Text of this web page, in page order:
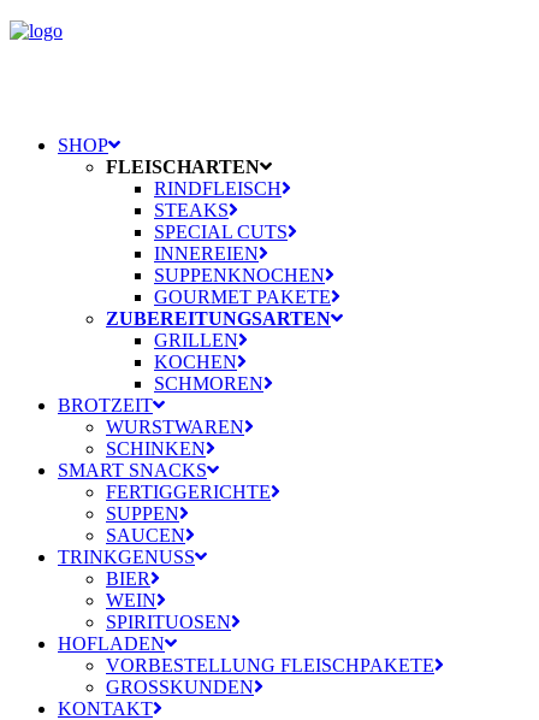
SHOP
FLEISCHARTEN
RINDFLEISCH
STEAKS
SPECIAL CUTS
INNEREIEN
SUPPENKNOCHEN
GOURMET PAKETE
ZUBEREITUNGSARTEN
GRILLEN
KOCHEN
SCHMOREN
BROTZEIT
WURSTWAREN
SCHINKEN
SMART SNACKS
FERTIGGERICHTE
SUPPEN
SAUCEN
TRINKGENUSS
BIER
WEIN
SPIRITUOSEN
HOFLADEN
VORBESTELLUNG FLEISCHPAKETE
GROSSKUNDEN
KONTAKT